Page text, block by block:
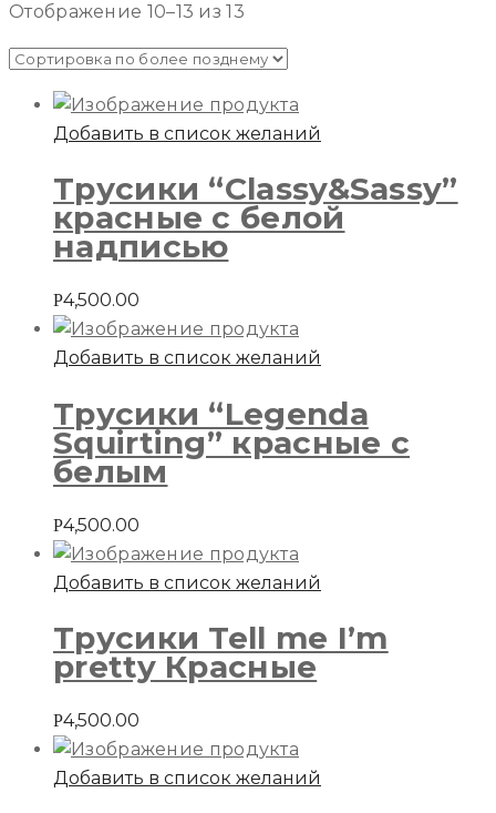
Отображение 10–13 из 13
Добавить в список желаний
Трусики “Classy&Sassy”
красные с белой
надписью
Р4,500.00
Добавить в список желаний
Трусики “Legenda
Squirting” красные с
белым
Р4,500.00
Добавить в список желаний
Трусики Tell me I’m
pretty Красные
Р4,500.00
Добавить в список желаний